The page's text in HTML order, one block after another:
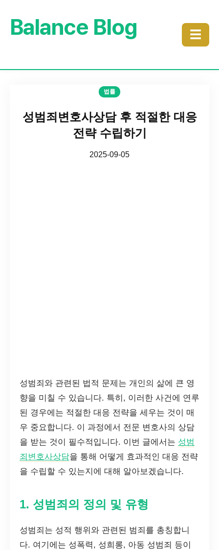
Balance Blog ☰
법률
성범죄변호사상담 후 적절한 대응
전략 수립하기
2025-09-05
성범죄와 관련된 법적 문제는 개인의 삶에 큰 영
향을 미칠 수 있습니다. 특히, 이러한 사건에 연루
된 경우에는 적절한 대응 전략을 세우는 것이 매
우 중요합니다. 이 과정에서 전문 변호사의 상담
을 받는 것이 필수적입니다. 이번 글에서는 성범
죄변호사상담을 통해 어떻게 효과적인 대응 전략
을 수립할 수 있는지에 대해 알아보겠습니다.
1. 성범죄의 정의 및 유형
성범죄는 성적 행위와 관련된 범죄를 총칭합니
다. 여기에는 성폭력, 성희롱, 아동 성범죄 등이